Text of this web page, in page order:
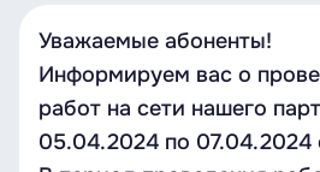
Уважаемые абоненты!
Информируем вас о
работ на сети нашего
05.04.2024 по